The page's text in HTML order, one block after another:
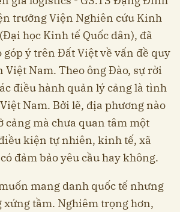
trưởng Viện Nghiên cứu Kinh
học Kinh tế Quốc dân), đã
ý trên Đất Việt về vấn đề quy
Việt Nam. Theo ông Đào, sự rời
điều hành quản lý cảng là tình
Nam. Bởi lẽ, địa phương nào
cảng mà chưa quan tâm một
kiện tự nhiên, kinh tế, xã
đảm bảo yêu cầu hay không.
mang danh quốc tế nhưng
xứng tầm. Nghiêm trọng hơn,